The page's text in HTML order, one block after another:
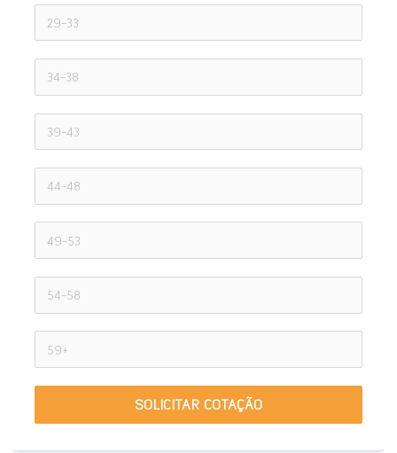
SOLICITAR COTAÇÃO